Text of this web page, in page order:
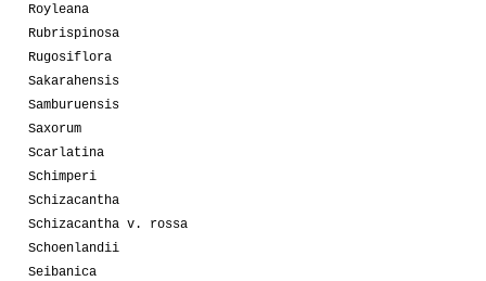
Royleana
Rubrispinosa
Rugosiflora
Sakarahensis
Samburuensis
Saxorum
Scarlatina
Schimperi
Schizacantha
Schizacantha v. rossa
Schoenlandii
Seibanica